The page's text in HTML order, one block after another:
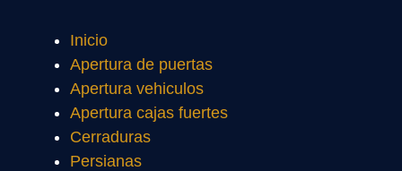
Inicio
Apertura de puertas
Apertura vehiculos
Apertura cajas fuertes
Cerraduras
Persianas